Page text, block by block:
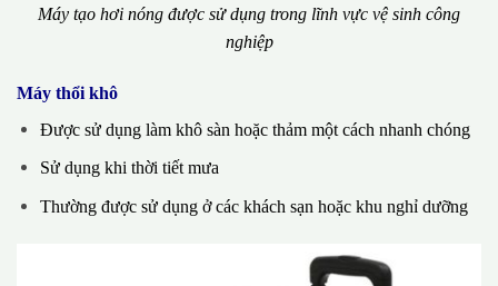
Máy tạo hơi nóng được sử dụng trong lĩnh vực vệ sinh công
nghiệp
Máy thổi khô
Được sử dụng làm khô sàn hoặc thảm một cách nhanh chóng
Sử dụng khi thời tiết mưa
Thường được sử dụng ở các khách sạn hoặc khu nghỉ dưỡng